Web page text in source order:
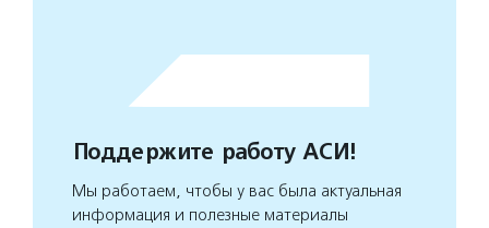
Поддержите работу АСИ!
Мы работаем, чтобы у вас была актуальная
информация и полезные материалы